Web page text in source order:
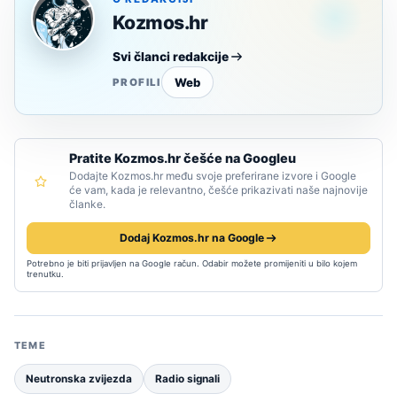
Kozmos.hr
Svi članci redakcije
PROFILI Web
Pratite Kozmos.hr češće na Googleu
Dodajte Kozmos.hr među svoje preferirane izvore i Google
će vam, kada je relevantno, češće prikazivati naše najnovije
članke.
Dodaj Kozmos.hr na Google
Potrebno je biti prijavljen na Google račun. Odabir možete promijeniti u bilo kojem
trenutku.
TEME
Neutronska zvijezda Radio signali